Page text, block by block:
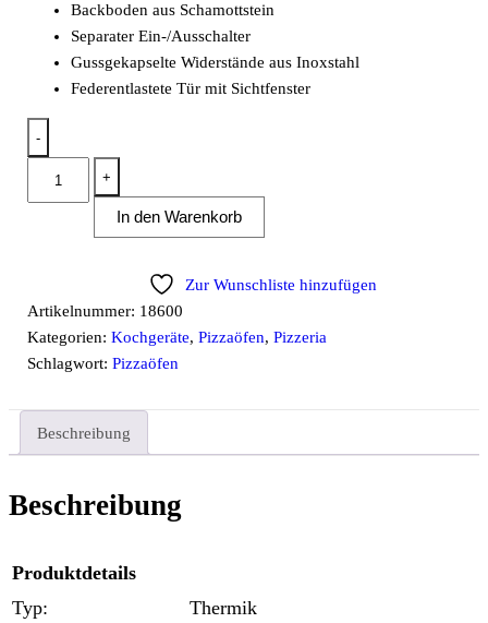
Backboden aus Schamottstein
Separater Ein-/Ausschalter
Gussgekapselte Widerstände aus Inoxstahl
Federentlastete Tür mit Sichtfenster
-
kW
Quereinschub
+
In den Warenkorb
Zur Wunschliste hinzufügen
Artikelnummer: 18600
Kategorien:Kochgeräte,Pizzaöfen,Pizzeria
Schlagwort:Pizzaöfen
Beschreibung
Beschreibung
Produktdetails
Typ:
Thermik